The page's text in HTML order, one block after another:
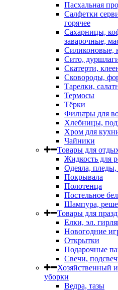
Пасхальная
Салфетки
горячее
Сахарницы,
заварочные,
Силиконовые,
Сито,
Скатерти,
Сковороды,
Тарелки,
Термосы
Тёрки
Фильтры для
Хлебницы,
Хром для
Чайники
Товары для
Жидкость для
Одеяла,
Покрывала
Полотенца
Постельное
Шампура,
Товары для
Елки, эл.
Новогодние
Открытки
Подарочные
Свечи,
Хозяйственный
уборки
Ведра, тазы